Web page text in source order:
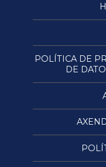
POLÍTICA DE
DE